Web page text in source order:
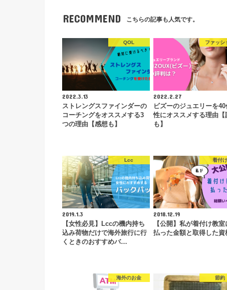
RECOMMEND こちらの記事も人気です。
QOL
2022.3.13
ストレングスファインダーの
コーチングをオススメする3
つの理由【感想も】
ファッシ
2022.2.27
ビズーのジュエリーを40
性にオススメする理由【
も】
Lcc
2019.1.3
【女性必見】Lccの機内持ち
込み荷物だけで海外旅行に行
くときのおすすめバ…
着付け
2018.12.19
【公開】私が着付け教室
払った金額と取得した資
海外のお金 節約